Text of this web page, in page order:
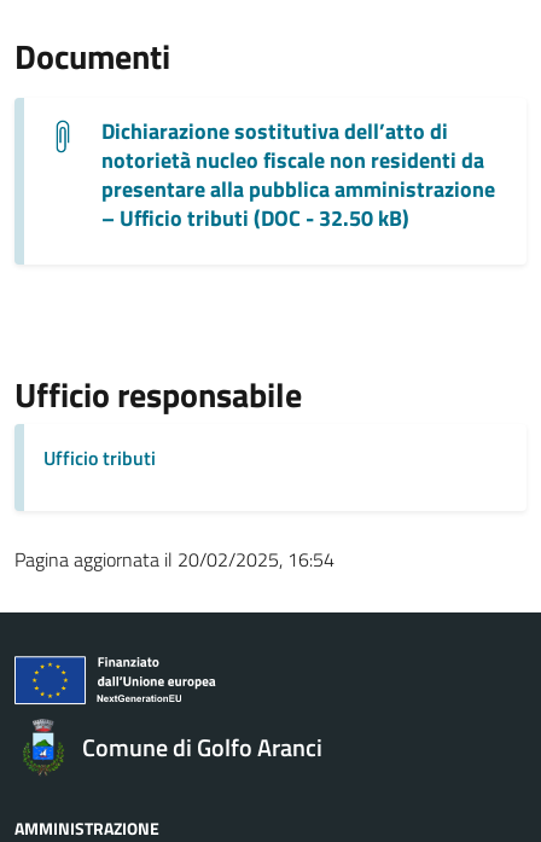
Documenti
Dichiarazione sostitutiva dell’atto di
notorietà nucleo fiscale non residenti da
presentare alla pubblica amministrazione
– Ufficio tributi (DOC - 32.50 kB)
Ufficio responsabile
Ufficio tributi
Pagina aggiornata il 20/02/2025, 16:54
Comune di Golfo Aranci
AMMINISTRAZIONE